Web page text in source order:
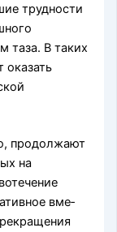
трудности
таза. В таких
продол­жают
на
вме­